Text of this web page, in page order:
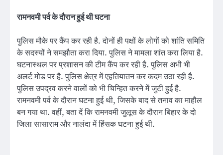
रामनवमी पर्व के दौरान हुई थी घटना
पुलिस मौके पर कैंप कर रही है. दोनों ही पक्षों के लोगों को शांति समिति
के सदस्यों ने समझौता करा दिया. पुलिस ने मामला शांत करा लिया है.
घटनास्थल पर प्रशासन की टीम कैंप कर रही है. पुलिस अभी भी
अलर्ट मोड पर है. पुलिस क्षेत्र में एहतियातन कर कदम उठा रही है.
पुलिस उपद्रव करने वालों को भी चिन्हित करने में जुटी हुई है.
रामनवमी पर्व के दौरान घटना हुई थी, जिसके बाद से तनाव का माहौल
बन गया था. वहीं, बता दें कि रामनवमी जुलूस के दौरान बिहार के दो
जिला सासाराम और नालंदा में हिंसक घटना हुई थी.